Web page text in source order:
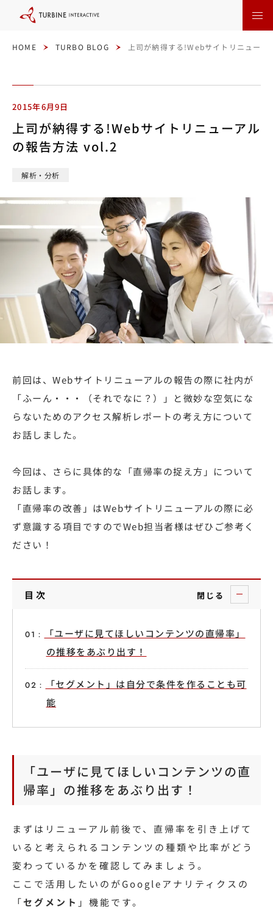
HOME TURBO BLOG 上司が納得する!Webサイトリニュー
2015年6月9日
上司が納得する!Webサイトリニューアル
の報告方法 vol.2
解析・分析
前回は、Webサイトリニューアルの報告の際に社内が
「ふーん・・・（それでなに？）」と微妙な空気にな
らないためのアクセス解析レポートの考え方について
お話しました。
今回は、さらに具体的な「直帰率の捉え方」について
お話します。
「直帰率の改善」はWebサイトリニューアルの際に必
ず意識する項目ですのでWeb担当者様はぜひご参考く
ださい！
目次 閉じる
「ユーザに見てほしいコンテンツの直帰率」
の推移をあぶり出す！
「セグメント」は自分で条件を作ることも可
能
「ユーザに見てほしいコンテンツの直
帰率」の推移をあぶり出す！
まずはリニューアル前後で、直帰率を引き上げて
いると考えられるコンテンツの種類や比率がどう
変わっているかを確認してみましょう。
ここで活用したいのがGoogleアナリティクスの
「セグメント 」機能です。